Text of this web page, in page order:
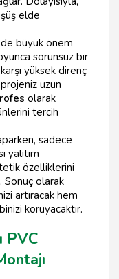
elde
büyük önem
sorunsuz bir
yüksek direnç
projeniz uzun
olarak
tercih
sadece
yalıtım
özelliklerini
Sonuç olarak
artıracak hem
koruyacaktır.
PVC